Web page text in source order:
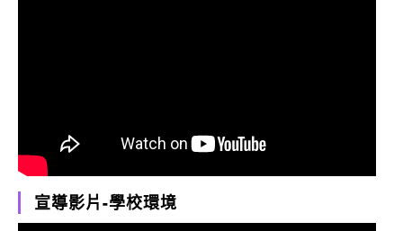
宣導影片-學校環境